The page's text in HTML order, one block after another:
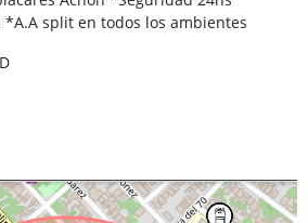
split en todos los ambientes